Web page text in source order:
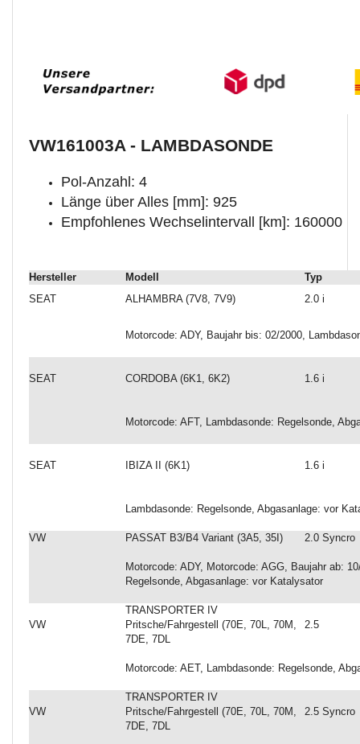
VW161003A - LAMBDASONDE
Pol-Anzahl: 4
Länge über Alles [mm]: 925
Empfohlenes Wechselintervall [km]: 160000
Hersteller Modell
Typ
SEAT
ALHAMBRA (7V8, 7V9) 2.0 i
Motorcode: ADY, Baujahr bis: 02/2000,
SEAT CORDOBA (6K1, 6K2) 1.6 i
Motorcode: AFT, Lambdasonde: Regelsonde,
SEAT IBIZA II (6K1) 1.6 i
Lambdasonde: Regelsonde, Abgasanlage: vor
VW PASSAT B3/B4 Variant (3A5, 35I) 2.0 Syncro
Motorcode: ADY, Motorcode: AGG, Baujahr ab:
Regelsonde, Abgasanlage: vor Katalysator
VW
TRANSPORTER IV
Pritsche/Fahrgestell (70E, 70L, 70M,
7DE, 7DL
2.5
Motorcode: AET, Lambdasonde: Regelsonde,
VW
TRANSPORTER IV
Pritsche/Fahrgestell (70E, 70L, 70M,
7DE, 7DL
2.5 Syncro